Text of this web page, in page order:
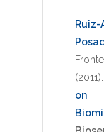
Ruiz-
(2011)
on